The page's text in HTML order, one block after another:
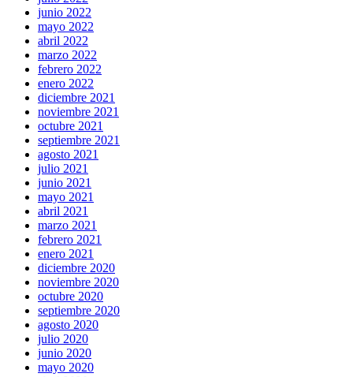
junio 2022
mayo 2022
abril 2022
marzo 2022
febrero 2022
enero 2022
diciembre 2021
noviembre 2021
octubre 2021
septiembre 2021
agosto 2021
julio 2021
junio 2021
mayo 2021
abril 2021
marzo 2021
febrero 2021
enero 2021
diciembre 2020
noviembre 2020
octubre 2020
septiembre 2020
agosto 2020
julio 2020
junio 2020
mayo 2020